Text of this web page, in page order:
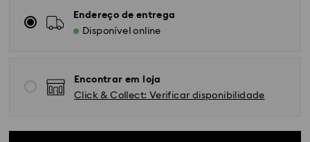
Endereço de entrega
Disponível online
Encontrar em loja
Click & Collect: Verificar disponibilidade